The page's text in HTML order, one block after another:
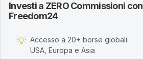
Investi a ZERO Commissioni con
Freedom24
💡 Accesso a 20+ borse globali:
USA, Europa e Asia